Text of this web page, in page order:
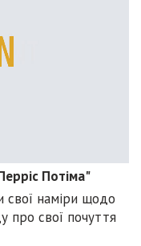
Потіма"
свої наміри щодо
про свої почуття